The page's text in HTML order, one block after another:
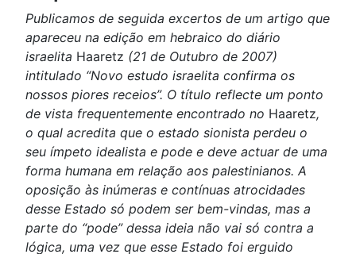
Publicamos de seguida excertos de um artigo que
apareceu na edição em hebraico do diário
israelita Haaretz (21 de Outubro de 2007)
intitulado “Novo estudo israelita confirma os
nossos piores receios”. O título reflecte um ponto
de vista frequentemente encontrado no Haaretz,
o qual acredita que o estado sionista perdeu o
seu ímpeto idealista e pode e deve actuar de uma
forma humana em relação aos palestinianos. A
oposição às inúmeras e contínuas atrocidades
desse Estado só podem ser bem-vindas, mas a
parte do “pode” dessa ideia não vai só contra a
lógica, uma vez que esse Estado foi erguido